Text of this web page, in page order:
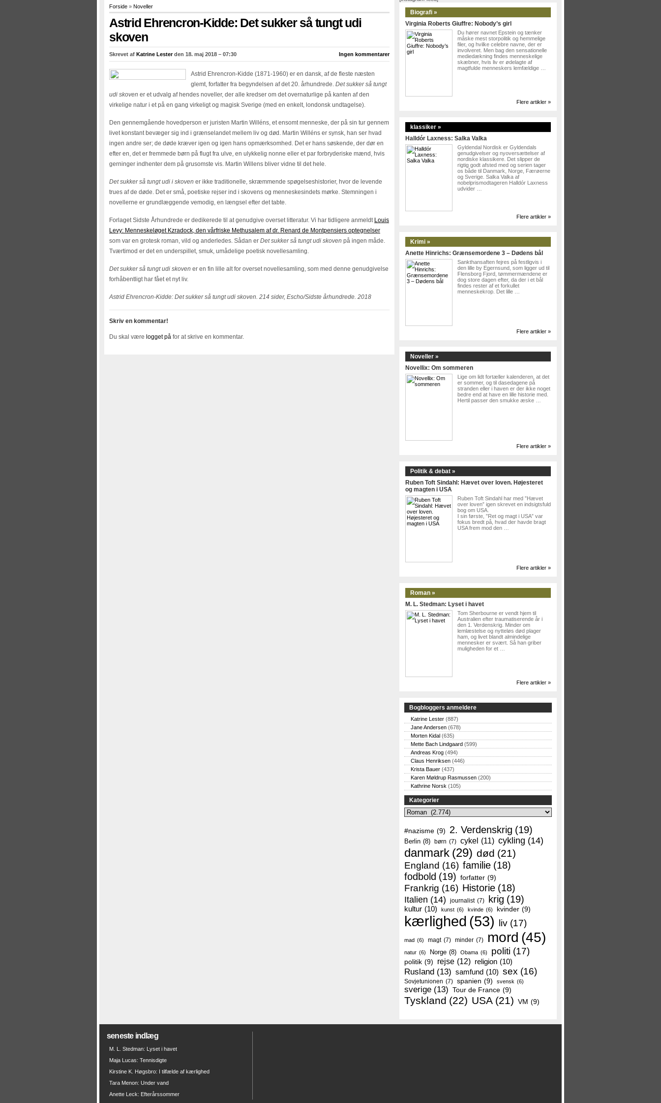
Forside » Noveller
Astrid Ehrencron-Kidde: Det sukker så tungt udi
skoven
Skrevet af Katrine Lesterden 18. maj 2018 – 07:30 Ingen kommentarer
Astrid Ehrencron-Kidde (1871-1960) er en dansk, af de fleste næsten
glemt, forfatter fra begyndelsen af det 20. århundrede. Det sukker så tungt
udi skoven er et udvalg af hendes noveller, der alle kredser om det overnaturlige på kanten af den
virkelige natur i et på en gang virkeligt og magisk Sverige (med en enkelt, londonsk undtagelse).
Den gennemgående hovedperson er juristen Martin Willéns, et ensomt menneske, der på sin tur gennem
livet konstant bevæger sig ind i grænselandet mellem liv og død. Martin Willéns er synsk, han ser hvad
ingen andre ser; de døde kræver igen og igen hans opmærksomhed. Det er hans søskende, der dør en
efter en, det er fremmede børn på flugt fra ulve, en ulykkelig nonne eller et par forbryderiske mænd, hvis
gerninger indhenter dem på grusomste vis. Martin Willens bliver vidne til det hele.
Det sukker så tungt udi i skoven er ikke traditionelle, skræmmende spøgelseshistorier, hvor de levende
trues af de døde. Det er små, poetiske rejser ind i skovens og menneskesindets mørke. Stemningen i
novellerne er grundlæggende vemodig, en længsel efter det tabte.
Forlaget Sidste Århundrede er dedikerede til at genudgive overset litteratur. Vi har tidligere anmeldt Louis
Levy: Menneskeløget Kzradock, den vårfriske Methusalem af dr. Renard de Montpensiers optegnelser
som var en grotesk roman, vild og anderledes. Sådan er Det sukker så tungt udi skoven på ingen måde.
Tværtimod er det en underspillet, smuk, umådelige poetisk novellesamling.
Det sukker så tungt udi skoven er en fin lille alt for overset novellesamling, som med denne genudgivelse
forhåbentligt har fået et nyt liv.
Astrid Ehrencron-Kidde: Det sukker så tungt udi skoven. 214 sider, Escho/Sidste århundrede. 2018
Skriv en kommentar!
Du skal være logget på for at skrive en kommentar.
Biografi »
Virginia Roberts Giuffre: Nobody’s girl
Du hører navnet Epstein og tænker
måske mest storpolitik og hemmelige
filer, og hvilke celebre navne, der er
involveret. Men bag den sensationelle
mediedækning findes menneskelige
skæbner, hvis liv er ødelagte af
magtfulde menneskers lemfældige …
Flere artikler »
klassiker »
Halldór Laxness: Salka Valka
Gyldendal Nordisk er Gyldendals
genudgivelser og nyoversættelser af
nordiske klassikere. Det slipper de
rigtig godt afsted med og serien tager
os både til Danmark, Norge, Færøerne
og Sverige. Salka Valka af
nobelprismodtageren Halldór Laxness
udvider …
Flere artikler »
Krimi »
Anette Hinrichs: Grænsemordene 3 – Dødens bål
Sankthansaften fejres på festligvis i
den lille by Egernsund, som ligger ud til
Flensborg Fjord, tømmermændene er
dog store dagen efter, da der i et bål
findes rester af et forkullet
menneskekrop. Det lille …
Flere artikler »
Noveller »
Novellix: Om sommeren
Lige om lidt fortæller kalenderen, at det
er sommer, og til dasedagene på
stranden eller i haven er der ikke noget
bedre end at have en lille historie med.
Hertil passer den smukke æske …
Flere artikler »
Politik & debat »
Ruben Toft Sindahl: Hævet over loven. Højesteret
og magten i USA
Ruben Toft Sindahl har med ”Hævet
over loven” igen skrevet en indsigtsfuld
bog om USA.
I sin første, ”Ret og magt i USA” var
fokus bredt på, hvad der havde bragt
USA frem mod den …
Flere artikler »
Roman »
M. L. Stedman: Lyset i havet
Tom Sherbourne er vendt hjem til
Australien efter traumatiserende år i
den 1. Verdenskrig. Minder om
lemlæstelse og nytteløs død plager
ham, og livet blandt almindelige
mennesker er svært. Så han griber
muligheden for et …
Flere artikler »
Bogbloggers anmeldere
Katrine Lester (887)
Jane Andersen (678)
Morten Kidal (635)
Mette Bach Lindgaard (599)
Andreas Krog (494)
Claus Henriksen (446)
Krista Bauer (437)
Karen Møldrup Rasmussen (200)
Kathrine Norsk (105)
Kategorier
Kategorier
#nazisme (9) 2. Verdenskrig (19)
Berlin (8) børn (7) cykel (11) cykling (14)
danmark (29) død (21)
England (16) familie (18)
fodbold (19) forfatter (9)
Frankrig (16) Historie (18)
Italien (14) journalist (7) krig (19)
kultur (10) kunst (6) kvinde (6) kvinder (9)
kærlighed (53) liv (17)
mad (6) magt (7) minder (7) mord (45)
natur (6) Norge (8) Obama (6) politi (17)
politik (9) rejse (12) religion (10)
Rusland (13) samfund (10) sex (16)
Sovjetunionen (7) spanien (9) svensk (6)
sverige (13) Tour de France (9)
Tyskland (22) USA (21) VM (9)
seneste indlæg
M. L. Stedman: Lyset i havet
Maja Lucas: Tennisdigte
Kirstine K. Høgsbro: I tilfælde af kærlighed
Tara Menon: Under vand
Anette Leck: Efterårssommer